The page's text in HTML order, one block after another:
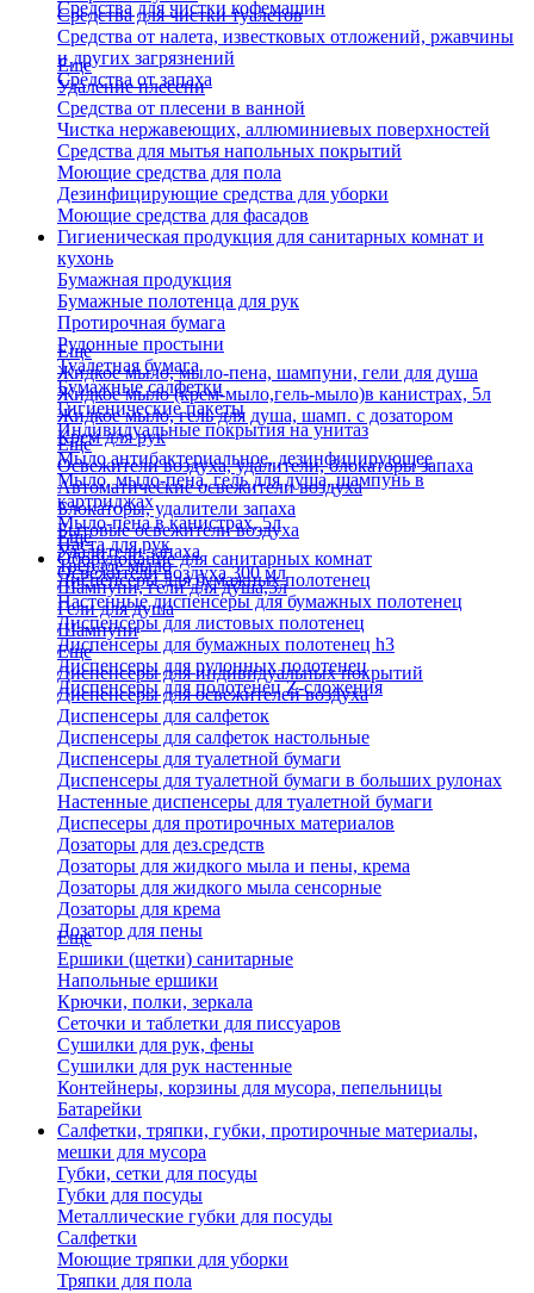
Средства для чистки кофемашин
Средства для чистки туалетов
Средства от налета, известковых отложений, ржавчины
и других загрязнений
Средства от запаха
Еще
Удаление плесени
Средства от плесени в ванной
Чистка нержавеющих, аллюминиевых поверхностей
Средства для мытья напольных покрытий
Моющие средства для пола
Дезинфицирующие средства для уборки
Моющие средства для фасадов
Гигиеническая продукция для санитарных комнат и
кухонь
Бумажная продукция
Бумажные полотенца для рук
Протирочная бумага
Рулонные простыни
Туалетная бумага
Бумажные салфетки
Гигиенические пакеты
Индивидуальные покрытия на унитаз
Еще
Жидкое мыло, мыло-пена, шампуни, гели для душа
Жидкое мыло (крем-мыло,гель-мыло)в канистрах, 5л
Жидкое мыло, гель для душа, шамп. с дозатором
Крем для рук
Мыло антибактериальное, дезинфицирующее
Мыло, мыло-пена, гель для душа, шампунь в
картриджах
Мыло-пена в канистрах, 5л
Паста для рук
Твердое мыло
Шампуни, гели для душа,5л
Гели для душа
Шампуни
Еще
Освежители воздуха, удалители, блокаторы запаха
Автоматические освежители воздуха
Блокаторы, удалители запаха
Бытовые освежители воздуха
Удалители запаха
Освежители воздуха 300 мл
Еще
Оборудование для санитарных комнат
Диспенсеры для бумажных полотенец
Настенные диспенсеры для бумажных полотенец
Диспенсеры для листовых полотенец
Диспенсеры для бумажных полотенец h3
Диспенсеры для рулонных полотенец
Диспенсеры для полотенец Z-сложения
Еще
Диспенсеры для индивидуальных покрытий
Диспенсеры для освежителей воздуха
Диспенсеры для салфеток
Диспенсеры для салфеток настольные
Диспенсеры для туалетной бумаги
Диспенсеры для туалетной бумаги в больших рулонах
Настенные диспенсеры для туалетной бумаги
Диспесеры для протирочных материалов
Дозаторы для дез.средств
Дозаторы для жидкого мыла и пены, крема
Дозаторы для жидкого мыла сенсорные
Дозаторы для крема
Дозатор для пены
Еще
Ершики (щетки) санитарные
Напольные ершики
Крючки, полки, зеркала
Сеточки и таблетки для писсуаров
Сушилки для рук, фены
Сушилки для рук настенные
Контейнеры, корзины для мусора, пепельницы
Батарейки
Салфетки, тряпки, губки, протирочные материалы,
мешки для мусора
Губки, сетки для посуды
Губки для посуды
Металлические губки для посуды
Салфетки
Моющие тряпки для уборки
Тряпки для пола